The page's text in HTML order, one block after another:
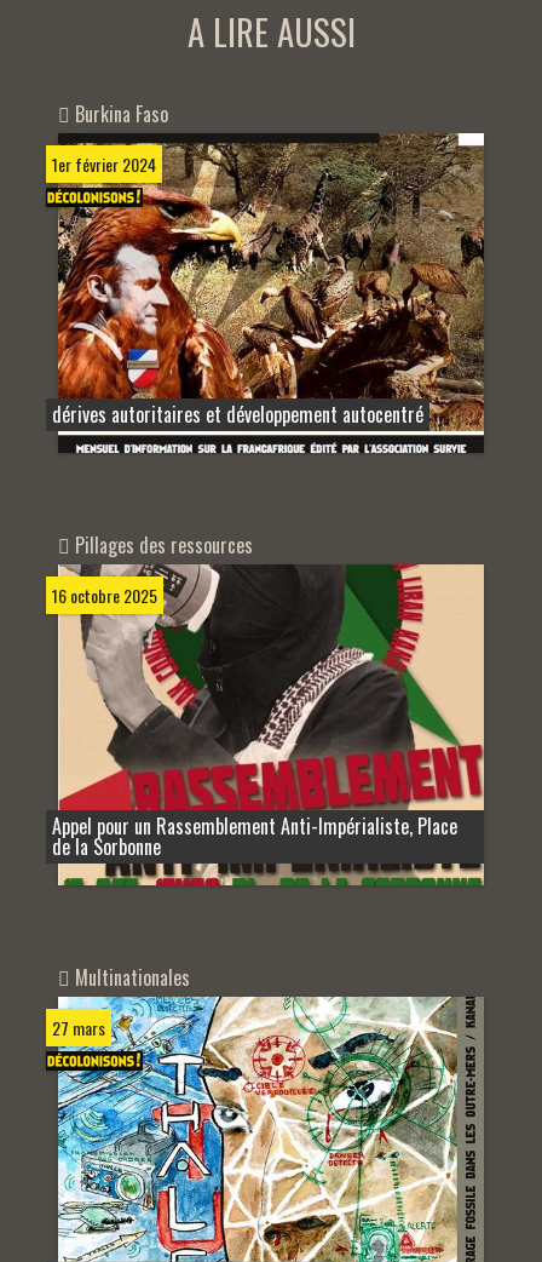
A LIRE AUSSI
Burkina Faso
1er février 2024
dérives autoritaires et développement autocentré
Pillages des ressources
16 octobre 2025
Appel pour un Rassemblement Anti-Impérialiste, Place
de la Sorbonne
Multinationales
27 mars